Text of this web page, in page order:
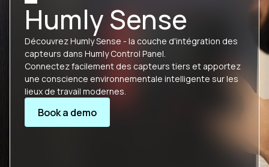
Humly Sense
Découvrez Humly Sense - la couche d'intégration des
capteurs dans Humly Control Panel.
Connectez facilement des capteurs tiers et apportez
une conscience environnementale intelligente sur les
lieux de travail modernes.
Book a demo